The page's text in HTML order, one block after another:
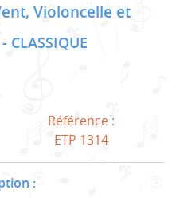
Violoncelle et
CLASSIQUE
Référence :
ETP 1314
: